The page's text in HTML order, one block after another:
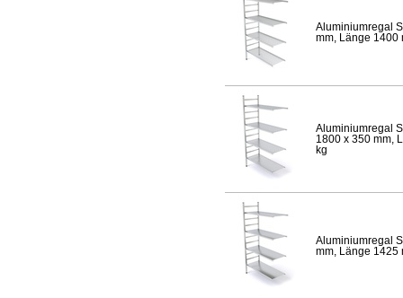
Aluminiumregal
mm, Länge 1400
Aluminiumregal
1800 x 350 mm,
kg
Aluminiumregal
mm, Länge 1425